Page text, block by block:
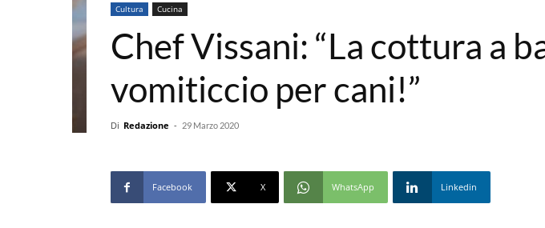
Cultura Cucina
Chef Vissani: “La cottura a
vomiticcio per cani!”
Di Redazione - 29 Marzo 2020
Facebook X WhatsApp Linkedin